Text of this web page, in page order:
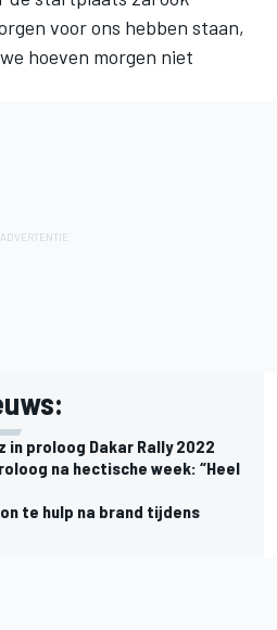
voor ons hebben staan,
hoeven morgen niet
proloog Dakar Rally 2022
na hectische week: “Heel
te hulp na brand tijdens